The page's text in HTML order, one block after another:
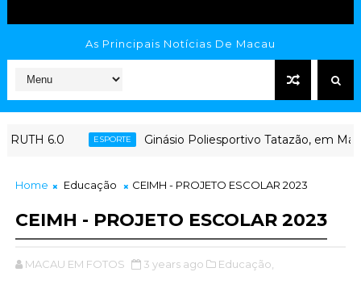
As Principais Notícias De Macau
ESPORTE Ginásio Poliesportivo Tatazão, em Macau
Home Educação CEIMH - PROJETO ESCOLAR 2023
CEIMH - PROJETO ESCOLAR 2023
MACAU EM FOTOS 3 years ago Educação,